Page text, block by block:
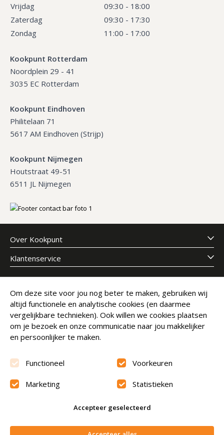
In winkelwagen
Vrijdag
09:30 - 18:00
Zaterdag
09:30 - 17:30
Zondag
11:00 - 17:00
Kookpunt Rotterdam
Noordplein 29 - 41
3035 EC Rotterdam
Kookpunt Eindhoven
Philitelaan 71
5617 AM Eindhoven (Strijp)
Kookpunt Nijmegen
Houtstraat 49-51
6511 JL Nijmegen
Over Kookpunt
Klantenservice
Meld je aan voor onze nieuwsbrief
E-mailadres
Abonneer
Beoordeling9.6
© Copyright 2026 Kookpunt.nl|Algemene voorwaarden
Om deze site voor jou nog beter te maken, gebruiken wij
altijd functionele en analytische cookies (en daarmee
vergelijkbare technieken). Ook willen we cookies plaatsen
om je bezoek en onze communicatie naar jou makkelijker
en persoonlijker te maken.
Functioneel Voorkeuren
Marketing Statistieken
Accepteer geselecteerd